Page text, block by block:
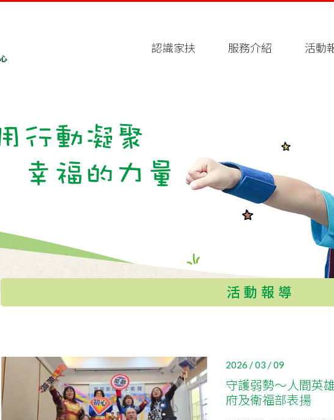
認識家扶 服務介紹 活動
活動報導
2026 / 03 / 09
守護弱勢～人間英
府及衛福部表揚